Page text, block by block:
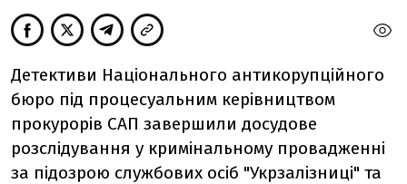
Детективи Національного антикорупційного
бюро під процесуальним керівництвом
прокурорів САП завершили досудове
розслідування у кримінальному провадженні
за підозрою службових осіб "Укрзалізниці" та